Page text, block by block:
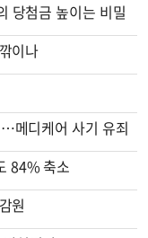
당첨금 높이는 비밀
이나
메디케어 사기 유죄
84% 축소
원